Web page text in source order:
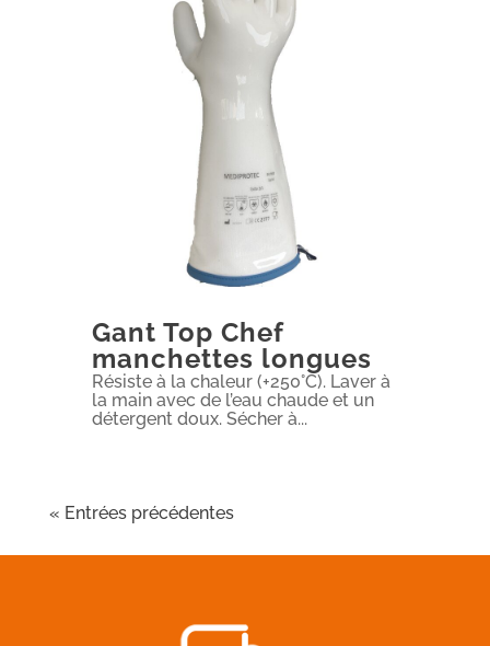
Gant Top Chef
manchettes longues
Résiste à la chaleur (+250°C). Laver à
la main avec de l’eau chaude et un
détergent doux. Sécher à...
« Entrées précédentes